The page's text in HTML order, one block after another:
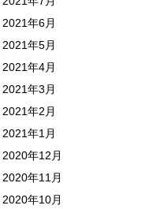
2021年6月
2021年5月
2021年4月
2021年3月
2021年2月
2021年1月
2020年12月
2020年11月
2020年10月